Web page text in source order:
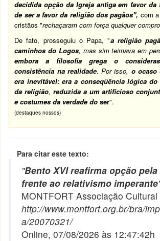
decidida opção da Igreja antiga em favor
de ser a favor da religião dos pagãos", com
cristãos "rechaçaram com força qualquer
De fato, prosseguiu o Papa, "a religião
caminhos do Logos, mas sim teimava em
embora a filosofia grega o
consistência na realidade. Por isso, o ocaso
era inevitável: era a conseqüência lógica
da religião, reduzida a um artificioso
e costumes da verdade doser".
(destaques nossos)
Para citar este texto:
"Bento XVI reafirma opção
frente ao relativismo imperante
MONTFORT Associação Cultural
http://www.montfort.org.br/bra/
a/20070321/
Online, 07/08/2026 às 12:47:42h